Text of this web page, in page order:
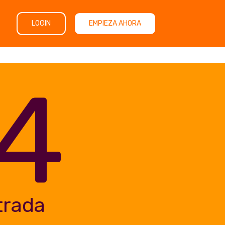
LOGIN EMPIEZA AHORA